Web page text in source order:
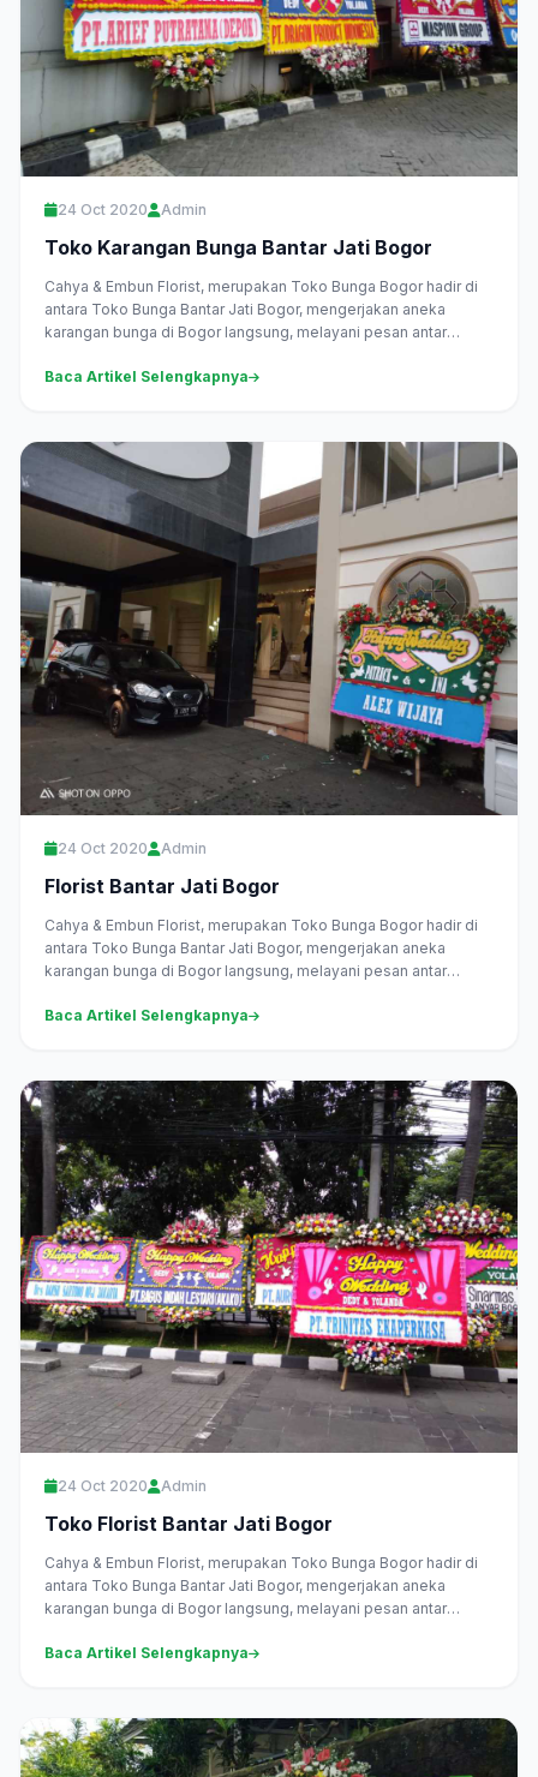
24 Oct 2020 Admin
Toko Karangan Bunga Bantar Jati Bogor
Cahya & Embun Florist, merupakan Toko Bunga Bogor hadir di
antara Toko Bunga Bantar Jati Bogor, mengerjakan aneka
karangan bunga di Bogor langsung, melayani pesan antar
Baca Artikel Selengkapnya
24 Oct 2020 Admin
Florist Bantar Jati Bogor
Cahya & Embun Florist, merupakan Toko Bunga Bogor hadir di
antara Toko Bunga Bantar Jati Bogor, mengerjakan aneka
karangan bunga di Bogor langsung, melayani pesan antar
Baca Artikel Selengkapnya
24 Oct 2020 Admin
Toko Florist Bantar Jati Bogor
Cahya & Embun Florist, merupakan Toko Bunga Bogor hadir di
antara Toko Bunga Bantar Jati Bogor, mengerjakan aneka
karangan bunga di Bogor langsung, melayani pesan antar
Baca Artikel Selengkapnya